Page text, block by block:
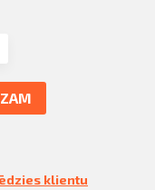
klientu